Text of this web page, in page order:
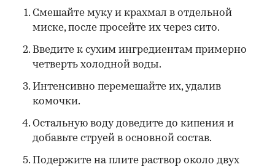
Смешайте муку и крахмал в отдельной
миске, после просейте их через сито.
Введите к сухим ингредиентам примерно
четверть холодной воды.
Интенсивно перемешайте их, удалив
комочки.
Остальную воду доведите до кипения и
добавьте струей в основной состав.
Подержите на плите раствор около двух